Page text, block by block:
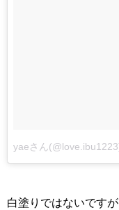
yaeさん
白塗りではないです